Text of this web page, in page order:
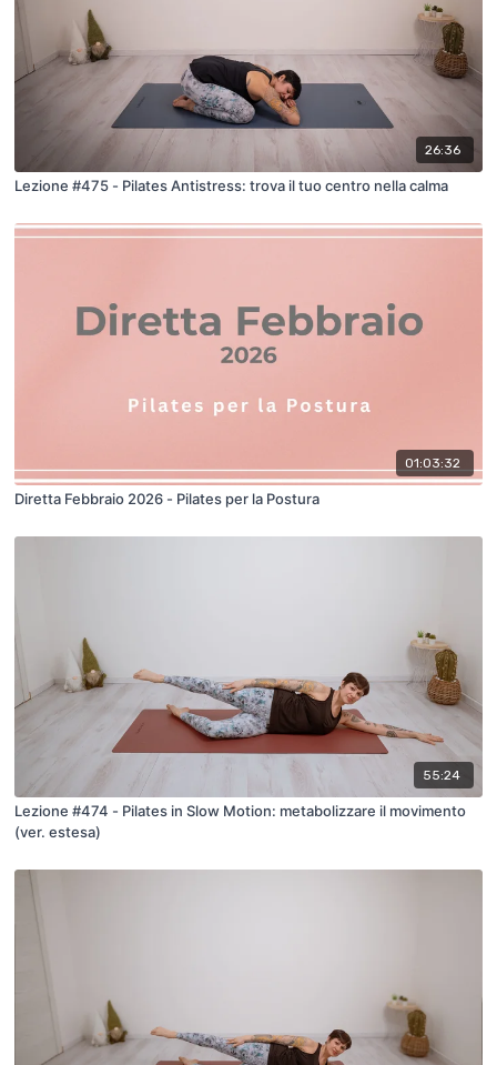
26:36
Lezione #475 - Pilates Antistress: trova il tuo centro nella calma
01:03:32
Diretta Febbraio 2026 - Pilates per la Postura
55:24
Lezione #474 - Pilates in Slow Motion: metabolizzare il movimento
(ver. estesa)